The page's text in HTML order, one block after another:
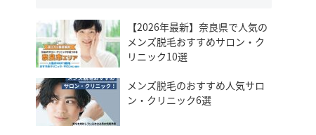
【2026年最新】奈良県で人気の
メンズ脱毛おすすめサロン・ク
リニック10選
メンズ脱毛のおすすめ人気サロ
ン・クリニック6選